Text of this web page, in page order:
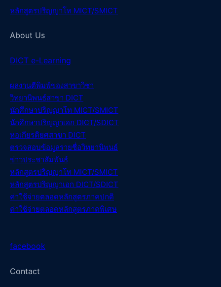
หลักสูตรปริญญาโท MICT/SMICT
About Us
DICT e-Learning
ผลงานตีพิมพ์ของสาขาวิชา
วิทยานิพนธ์สาขา DICT
นักศึกษาปริญญาโท MICT/SMICT
นักศึกษาปริญญาเอก DICT/SDICT
หอเกียรติยศสาขา DICT
ตรวจสอบข้อมูลรายชื่อวิทยานิพนธ์
ข่าวประชาสัมพันธ์
หลักสูตรปริญญาโท MICT/SMICT
หลักสูตรปริญญาเอก DICT/SDICT
ค่าใช้จ่ายตลอดหลักสูตรภาคปกติ
ค่าใช้จ่ายตลอดหลักสูตรภาคพิเศษ
facebook
Contact